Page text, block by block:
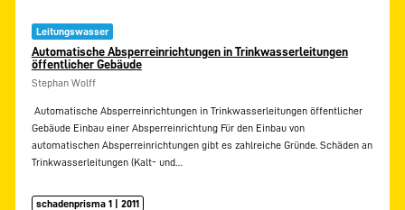
Leitungswasser
Automatische Absperreinrichtungen in Trinkwasserleitungen
öffentlicher Gebäude
Stephan Wolff
 Automatische Absperreinrichtungen in Trinkwasserleitungen öffentlicher
Gebäude Einbau einer Absperreinrichtung Für den Einbau von
automatischen Absperreinrichtungen gibt es zahlreiche Gründe. Schäden an
Trinkwasserleitungen (Kalt- und…
schadenprisma 1 | 2011